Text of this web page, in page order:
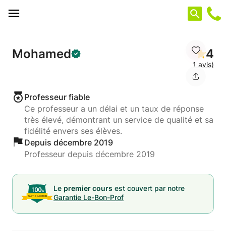
Mohamed 4
1 avis)
Professeur fiable
Ce professeur a un délai et un taux de réponse
très élevé, démontrant un service de qualité et sa
fidélité envers ses élèves.
Depuis décembre 2019
Professeur depuis décembre 2019
Le premier cours est couvert par notre
Garantie Le-Bon-Prof